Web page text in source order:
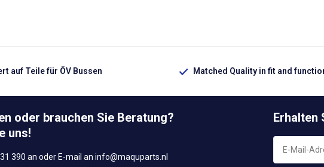
auf Teile für ÖV Bussen Matched Quality in fit and
oder brauchen Sie Beratung?
uns!
390 an oder E-mail an info@maquparts.nl
Erhalten